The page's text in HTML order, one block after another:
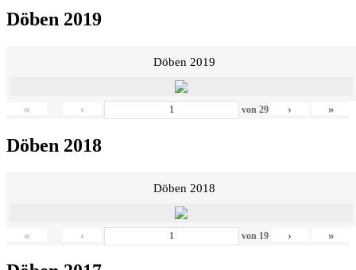
Döben 2019
Döben 2019
« ‹ von 29 › »
Döben 2018
Döben 2018
« ‹ von 19 › »